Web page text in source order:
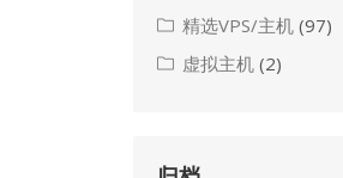
精选VPS/主机 (97)
虚拟主机 (2)